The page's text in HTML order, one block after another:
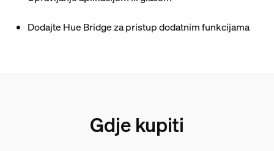
Dodajte Hue Bridge za pristup dodatnim funkcijama
Gdje kupiti